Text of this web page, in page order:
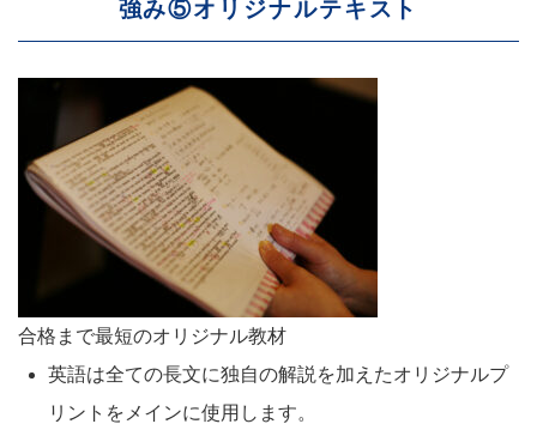
強み⑤オリジナルテキスト
合格まで最短のオリジナル教材
英語は全ての長文に独自の解説を加えたオリジナルプ
リントをメインに使用します。